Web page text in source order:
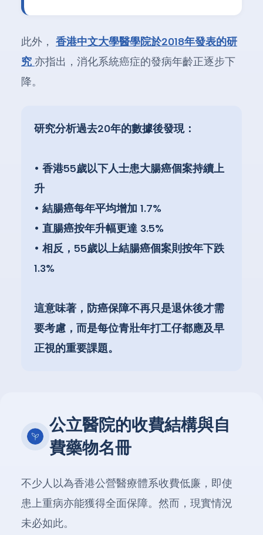
此外， 香港中文大學醫學院於2018年發表的研
究 亦指出，消化系統癌症的發病年齡正逐步下
降。
研究分析過去20年的數據後發現：
• 香港55歲以下人士患大腸癌個案持續上
升
• 結腸癌每年平均增加 1.7%
• 直腸癌按年升幅更達 3.5%
• 相反，55歲以上結腸癌個案則按年下跌
1.3%
這意味著，防癌保障不再只是退休後才需
要考慮，而是每位青壯年打工仔都應及早
正視的重要課題。
公立醫院的收費結構與自
費藥物名冊
不少人以為香港公營醫療體系收費低廉，即使
患上重病亦能獲得全面保障。然而，現實情況
未必如此。